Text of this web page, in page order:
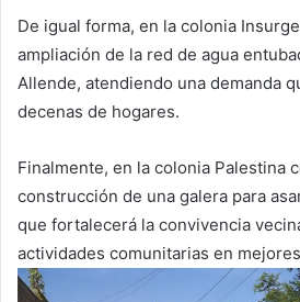
De igual forma, en la colonia
ampliación de la red de agua
Allende, atendiendo una demanda
decenas de hogares.
Finalmente, en la colonia Palestina
construcción de una galera para
que fortalecerá la convivencia
actividades comunitarias en